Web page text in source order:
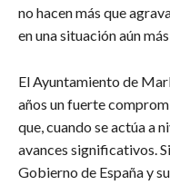
no hacen más que
en una situación aún
El Ayuntamiento de
años un fuerte
que, cuando se actúa a
avances significativos.
Gobierno de España y